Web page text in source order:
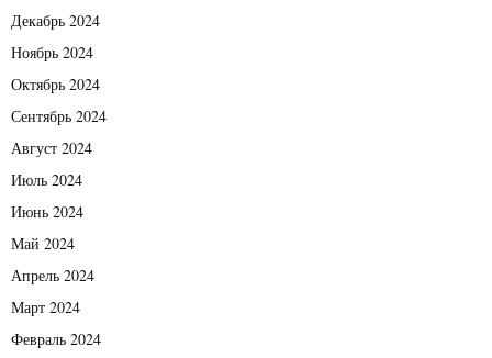
Декабрь 2024
Ноябрь 2024
Октябрь 2024
Сентябрь 2024
Август 2024
Июль 2024
Июнь 2024
Май 2024
Апрель 2024
Март 2024
Февраль 2024